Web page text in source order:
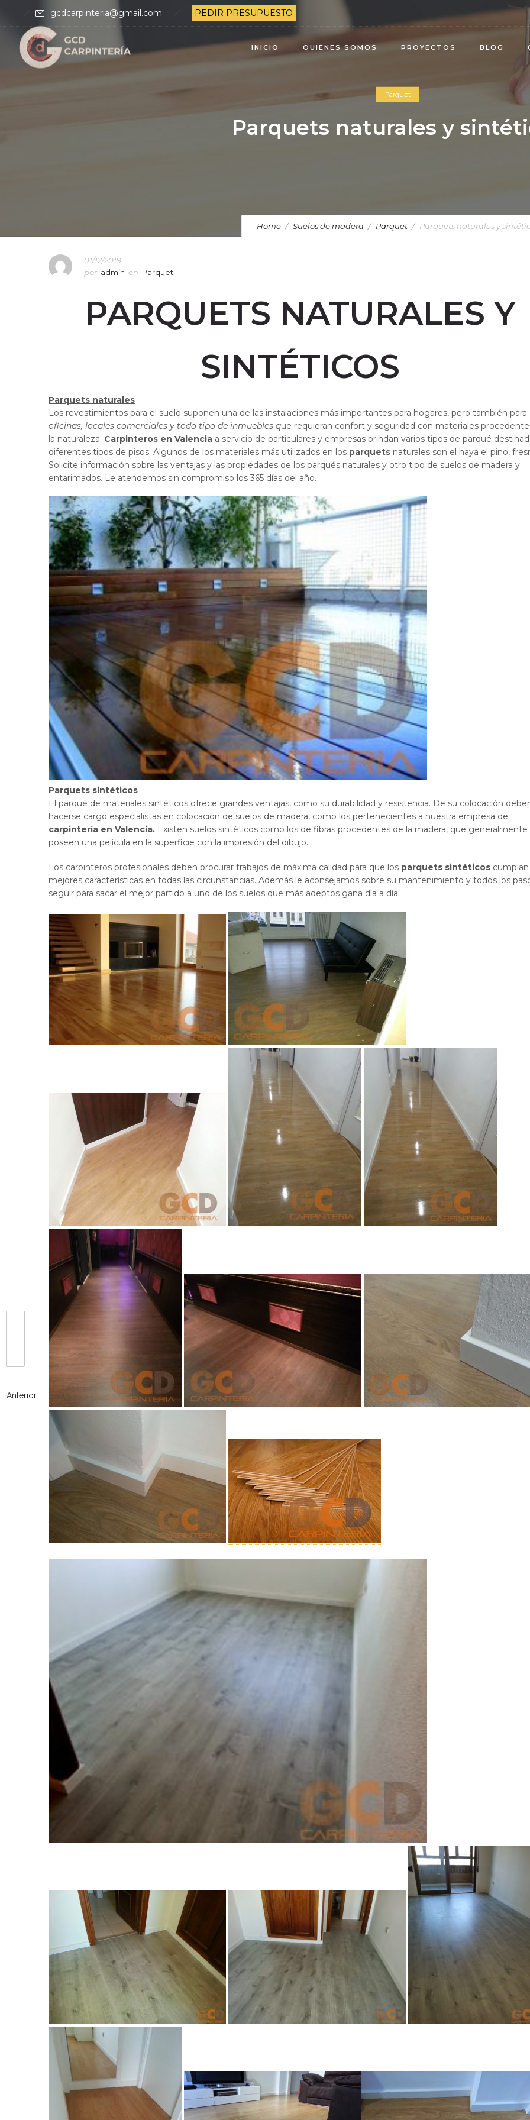
gcdcarpinteria@gmail.com PEDIR PRESUPUESTO
INICIO QUIÉNES SOMOS PROYECTOS BLOG
Parquet
Parquets naturales y
Home Suelos de madera Parquet Parquets naturales y
Anterior
01/12/2019
por admin en Parquet
PARQUETS NATURALES Y
SINTÉTICOS
Parquets naturales
Los revestimientos para el suelo suponen una de las instalaciones más importantes para hogares, pero también para
oficinas, locales comerciales y todo tipo de inmuebles que requieran confort y seguridad con materiales
la naturaleza. Carpinteros en Valencia a servicio de particulares y empresas brindan varios tipos de parqué
diferentes tipos de pisos. Algunos de los materiales más utilizados en los parquets naturales son el haya el pino,
Solicite información sobre las ventajas y las propiedades de los parqués naturales y otro tipo de suelos de madera y
entarimados. Le atendemos sin compromiso los 365 días del año.
Parquets sintéticos
El parqué de materiales sintéticos ofrece grandes ventajas, como su durabilidad y resistencia. De su colocación
hacerse cargo especialistas en colocación de suelos de madera, como los pertenecientes a nuestra empresa de
carpintería en Valencia. Existen suelos sintéticos como los de fibras procedentes de la madera, que generalmente
poseen una película en la superficie con la impresión del dibujo.
Los carpinteros profesionales deben procurar trabajos de máxima calidad para que los parquets sintéticos cumplan
mejores características en todas las circunstancias. Además le aconsejamos sobre su mantenimiento y todos los
seguir para sacar el mejor partido a uno de los suelos que más adeptos gana día a día.